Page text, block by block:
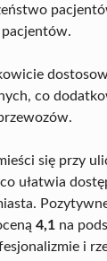
co
się przy
ułatwia
4,1 na
i